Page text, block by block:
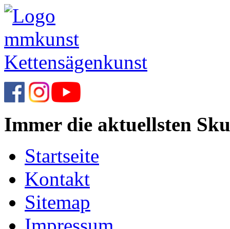
Immer die aktuellsten
Startseite
Kontakt
Sitemap